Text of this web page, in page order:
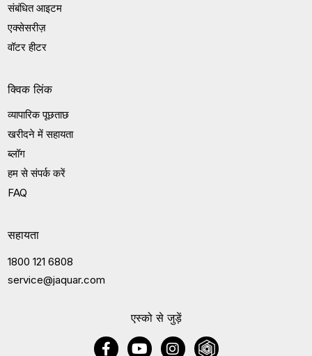
एस्को से जुड़ें
संबंधित आइटम
एक्सेसरीज़
वॉटर हीटर
क्विक लिंक
व्यापारिक पूछताछ
खरीदने में सहायता
ब्लॉग
हम से संपर्क करें
FAQ
सहायता
1800 121 6808
service@jaquar.com